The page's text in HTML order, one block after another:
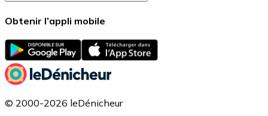
Obtenir l’appli mobile
© 2000-2026 leDénicheur